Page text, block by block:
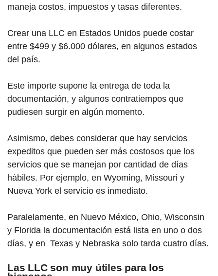
maneja costos, impuestos y tasas diferentes.
Crear una LLC en Estados Unidos puede costar
entre $499 y $6.000 dólares, en algunos estados
del país.
Este importe supone la entrega de toda la
documentación, y algunos contratiempos que
pudiesen surgir en algún momento.
Asimismo, debes considerar que hay servicios
expeditos que pueden ser más costosos que los
servicios que se manejan por cantidad de días
hábiles. Por ejemplo, en Wyoming, Missouri y
Nueva York el servicio es inmediato.
Paralelamente, en Nuevo México, Ohio, Wisconsin
y Florida la documentación está lista en uno o dos
días, y en Texas y Nebraska solo tarda cuatro días.
Las LLC son muy útiles para los